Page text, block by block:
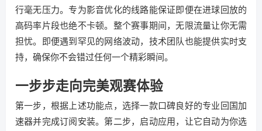
行毫无压力。专为影音优化的线路能保证即便在进球回放的
高码率片段也绝不卡顿。整个赛事期间，无限流量让你无需
担忧。即便遇到罕见的网络波动，技术团队也能提供实时支
持，确保你不会错过任何一个精彩瞬间。
一步步走向完美观赛体验
第一步，根据上述功能点，选择一款口碑良好的专业回国加
速器并完成订阅安装。第二步，启动应用，让它自动为你选